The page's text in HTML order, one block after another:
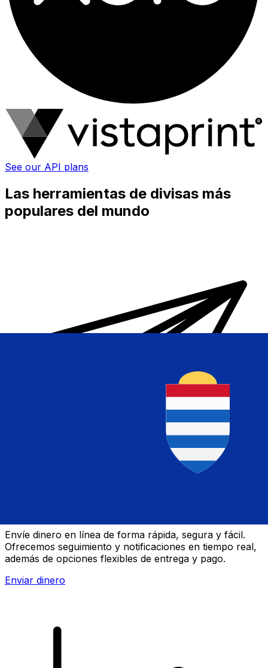
See our API plans
Las herramientas de divisas más
populares del mundo
Envíe dinero en línea de forma rápida, segura y fácil.
Ofrecemos seguimiento y notificaciones en tiempo real,
además de opciones flexibles de entrega y pago.
Enviar dinero